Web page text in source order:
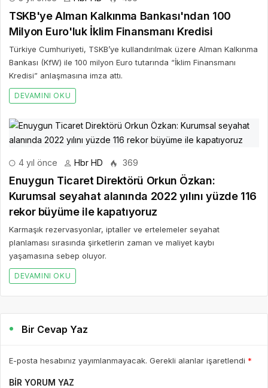
TSKB'ye Alman Kalkınma Bankası'ndan 100
Milyon Euro'luk İklim Finansmanı Kredisi
Türkiye Cumhuriyeti, TSKB’ye kullandırılmak üzere Alman Kalkınma
Bankası (KfW) ile 100 milyon Euro tutarında “İklim Finansmanı
Kredisi” anlaşmasına imza attı.
DEVAMINI OKU
4 yıl önce Hbr HD 369
Enuygun Ticaret Direktörü Orkun Özkan:
Kurumsal seyahat alanında 2022 yılını yüzde 116
rekor büyüme ile kapatıyoruz
Karmaşık rezervasyonlar, iptaller ve ertelemeler seyahat
planlaması sırasında şirketlerin zaman ve maliyet kaybı
yaşamasına sebep oluyor.
DEVAMINI OKU
Bir Cevap Yaz
E-posta hesabınız yayımlanmayacak. Gerekli alanlar işaretlendi *
BIR YORUM YAZ